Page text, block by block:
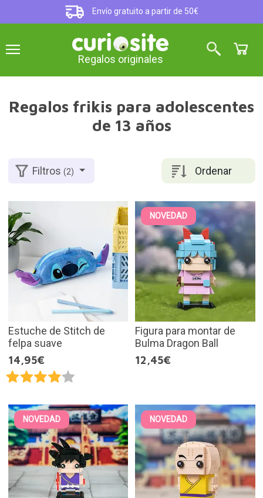
Envío gratuito a partir de 50€
Regalos originales
Regalos frikis para adolescentes
de 13 años
Ordenar
Filtros(2)
Estuche de Stitch de
felpa suave
14,95€
NOVEDAD
Figura para montar de
Bulma Dragon Ball
12,45€
NOVEDAD NOVEDAD